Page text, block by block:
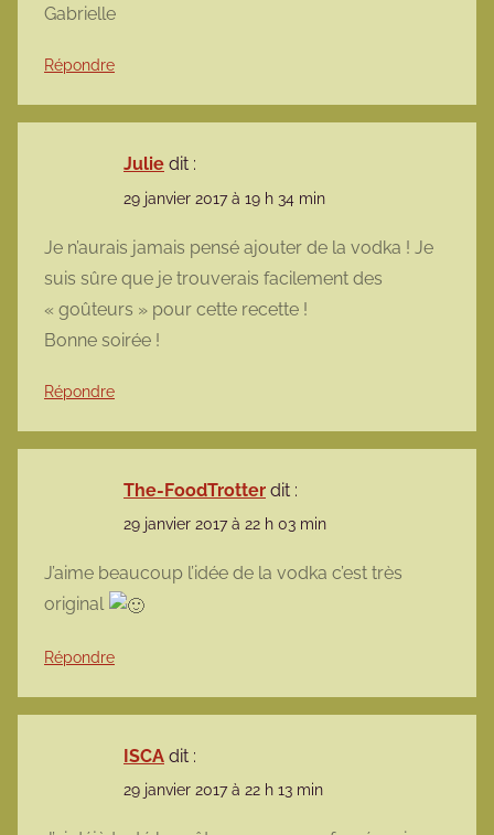
Gabrielle
Répondre
Julie dit :
29 janvier 2017 à 19 h 34 min
Je n’aurais jamais pensé ajouter de la vodka ! Je
suis sûre que je trouverais facilement des
« goûteurs » pour cette recette !
Bonne soirée !
Répondre
The-FoodTrotter dit :
29 janvier 2017 à 22 h 03 min
J’aime beaucoup l’idée de la vodka c’est très
original
Répondre
ISCA dit :
29 janvier 2017 à 22 h 13 min